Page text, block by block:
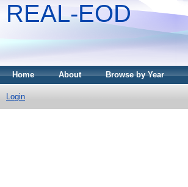
REAL-EOD
Home About Browse by Year
Login